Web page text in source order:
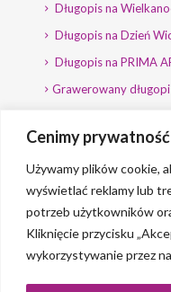
Cenimy
Używamy plików cookie,
wyświetlać reklamy lub
potrzeb użytkowników
Kliknięcie przycisku
wykorzystywanie przez
Długopis na
Długopis na Dzień
Długopis na PRIMA
Grawerowany
Grawerowany
©